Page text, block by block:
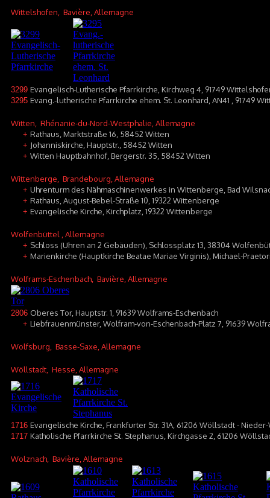
Wittelshofen , Bavière, Allemagne
3299 Evangelisch-Lutherische Pfarrkirche, Kirchweg 4, 91749
3295 Evang.-lutherische Pfarrkirche ehem. St. Leonhard, AN41 , 91749
Witten , Rhénanie-du-Nord-Westphalie, Allemagne
+ Rathaus, Marktstraße 16, 58452 Witten
+ Johanniskirche, Hauptstr., 58452 Witten
+ Witten Hauptbahnhof, Bergerstr. 35, 58452 Witten
Wittenberge , Brandebourg, Allemagne
+ Uhrenturm des Nähmaschinenwerkes in Wittenberge, Bad
+ Rathaus, August-Bebel-Straße 10, 19322 Wittenberge
+ Evangelische Kirche, Kirchplatz, 19322 Wittenberge
Wolfenbüttel , Allemagne
+ Schloss (Uhren an 2 Gebäuden), Schlossplatz 13, 38304
+ Marienkirche (Hauptkirche Beatae Mariae Virginis), Michael-
Wolframs-Eschenbach , Bavière, Allemagne
2806 Oberes Tor, Hauptstr. 1, 91639 Wolframs-Eschenbach
+ Liebfrauenmünster, Wolfram-von-Eschenbach-Platz 7, 91639
Wolfsburg , Basse-Saxe, Allemagne
Wöllstadt , Hesse, Allemagne
1716 Evangelische Kirche, Frankfurter Str. 31A, 61206 Wöllstadt -
1717 Katholische Pfarrkirche St. Stephanus, Kirchgasse 2, 61206
Wolznach , Bavière, Allemagne